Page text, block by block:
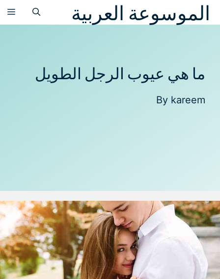
انتقلالموسوعة العربية
ما هي عيوب الرجل الطويل
By kareem